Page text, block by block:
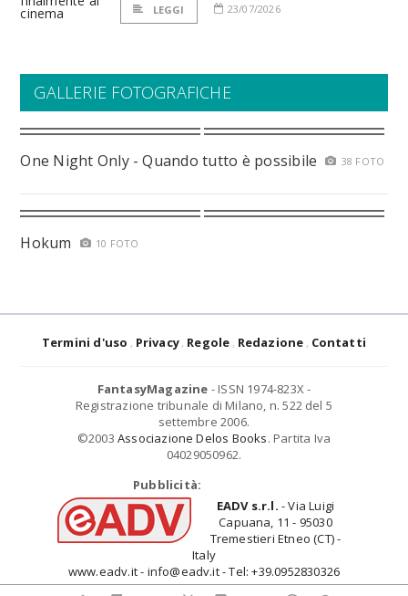
LEGGI 23/07/2026
GALLERIE FOTOGRAFICHE
One Night Only - Quando tutto è possibile 38 FOTO
Hokum 10 FOTO
Termini d'uso Privacy Regole Redazione Contatti
FantasyMagazine - ISSN 1974-823X -
Registrazione tribunale di Milano, n. 522 del 5
settembre 2006.
©2003 Associazione Delos Books. Partita Iva
04029050962.
Pubblicità:
EADV s.r.l. - Via Luigi
Capuana, 11 - 95030
Tremestieri Etneo (CT) -
Italy
www.eadv.it - info@eadv.it - Tel: +39.0952830326